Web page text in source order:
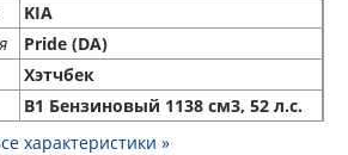
KIA
Pride (DA)
Хэтчбек
B1 Бензиновый 1138 см3, 52 л.с.
характеристики »